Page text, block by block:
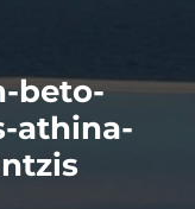
beto-
athina-